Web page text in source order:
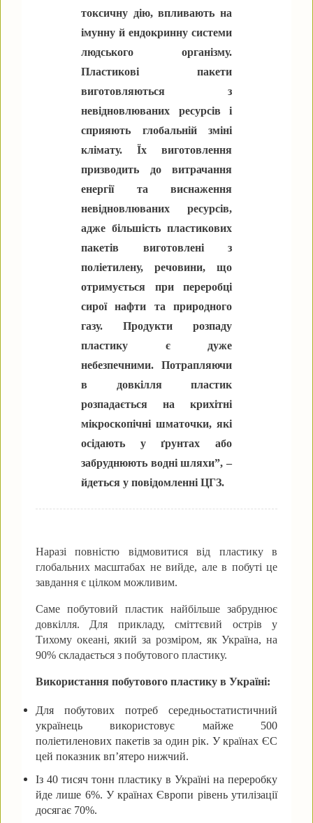
токсичну дію, впливають на
імунну й ендокринну системи
людського організму.
Пластикові пакети
виготовляються з
невідновлюваних ресурсів і
сприяють глобальній зміні
клімату. Їх виготовлення
призводить до витрачання
енергії та виснаження
невідновлюваних ресурсів,
адже більшість пластикових
пакетів виготовлені з
поліетилену, речовини, що
отримується при переробці
сирої нафти та природного
газу. Продукти розпаду
пластику є дуже
небезпечними. Потрапляючи
в довкілля пластик
розпадається на крихітні
мікроскопічні шматочки, які
осідають у ґрунтах або
забруднюють водні шляхи”, –
йдеться у повідомленні ЦГЗ.
Наразі повністю відмовитися від пластику в
глобальних масштабах не вийде, але в побуті це
завдання є цілком можливим.
Саме побутовий пластик найбільше забруднює
довкілля. Для прикладу, сміттєвий острів у
Тихому океані, який за розміром, як Україна, на
90% складається з побутового пластику.
Використання побутового пластику в Україні:
Для побутових потреб середньостатистичний
українець використовує майже 500
поліетиленових пакетів за один рік. У країнах ЄС
цей показник вп’ятеро нижчий.
Із 40 тисяч тонн пластику в Україні на переробку
йде лише 6%. У країнах Європи рівень утилізації
досягає 70%.